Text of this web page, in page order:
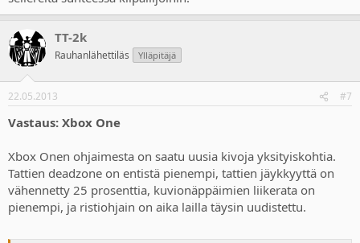
TT-2k
Rauhanlähettiläs Ylläpitäjä
22.05.2013 #7
Vastaus: Xbox One
Xbox Onen ohjaimesta on saatu uusia kivoja yksityiskohtia.
Tattien deadzone on entistä pienempi, tattien jäykkyyttä on
vähennetty 25 prosenttia, kuvionäppäimien liikerata on
pienempi, ja ristiohjain on aika lailla täysin uudistettu.